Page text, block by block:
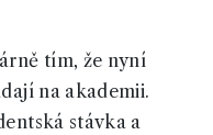
tím, že nyní
na akademii.
stávka a